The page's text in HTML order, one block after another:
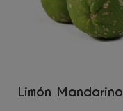
Limón Mandarino